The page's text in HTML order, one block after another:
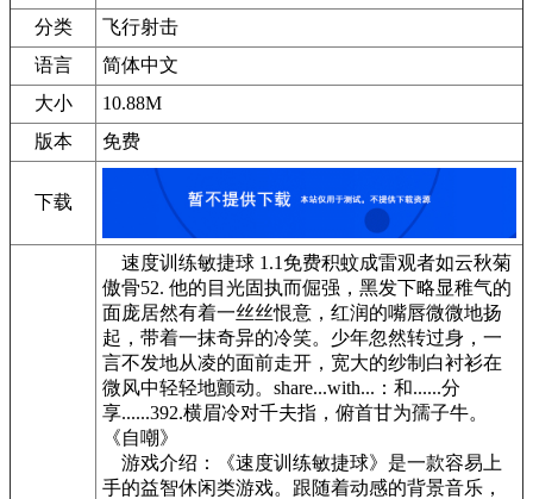
分类
飞行射击
语言
简体中文
大小
10.88M
版本
免费
下载
速度训练敏捷球 1.1免费积蚊成雷观者如云秋菊
傲骨52. 他的目光固执而倔强，黑发下略显稚气的
面庞居然有着一丝丝恨意，红润的嘴唇微微地扬
起，带着一抹奇异的冷笑。少年忽然转过身，一
言不发地从凌的面前走开，宽大的纱制白衬衫在
微风中轻轻地颤动。share...with...：和......分
享......392.横眉冷对千夫指，俯首甘为孺子牛。
《自嘲》
游戏介绍：《速度训练敏捷球》是一款容易上
手的益智休闲类游戏。跟随着动感的背景音乐，